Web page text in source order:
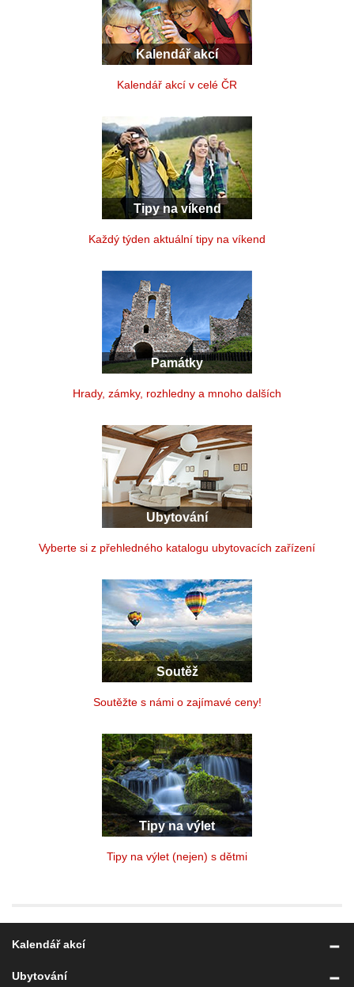
Kalendář akcí
Kalendář akcí v celé ČR
Tipy na víkend
Každý týden aktuální tipy na víkend
Památky
Hrady, zámky, rozhledny a mnoho dalších
Ubytování
Vyberte si z přehledného katalogu ubytovacích zařízení
Soutěž
Soutěžte s námi o zajímavé ceny!
Tipy na výlet
Tipy na výlet (nejen) s dětmi
Kalendář akcí
Ubytování